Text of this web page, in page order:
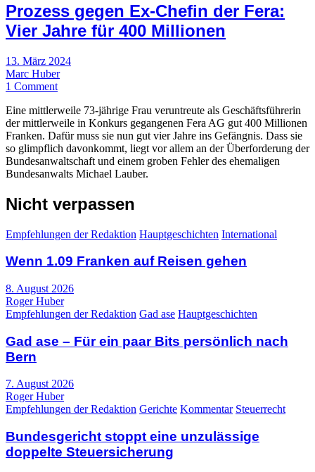
Prozess gegen Ex-Chefin der Fera:
Vier Jahre für 400 Millionen
13. März 2024
Marc Huber
1 Comment
Eine mittlerweile 73-jährige Frau veruntreute als Geschäftsführerin
der mittlerweile in Konkurs gegangenen Fera AG gut 400 Millionen
Franken. Dafür muss sie nun gut vier Jahre ins Gefängnis. Dass sie
so glimpflich davonkommt, liegt vor allem an der Überforderung der
Bundesanwaltschaft und einem groben Fehler des ehemaligen
Bundesanwalts Michael Lauber.
Nicht verpassen
Empfehlungen der Redaktion Hauptgeschichten International
Wenn 1.09 Franken auf Reisen gehen
8. August 2026
Roger Huber
Empfehlungen der Redaktion Gad ase Hauptgeschichten
Gad ase – Für ein paar Bits persönlich nach
Bern
7. August 2026
Roger Huber
Empfehlungen der Redaktion Gerichte Kommentar Steuerrecht
Bundesgericht stoppt eine unzulässige
doppelte Steuersicherung